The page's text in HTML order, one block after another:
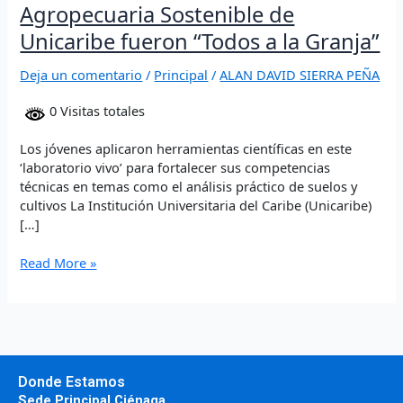
Agropecuaria Sostenible de
Unicaribe fueron “Todos a la Granja”
Deja un comentario / Principal /ALAN DAVID SIERRA PEÑA
0 Visitas totales
Los jóvenes aplicaron herramientas científicas en este
‘laboratorio vivo’ para fortalecer sus competencias
técnicas en temas como el análisis práctico de suelos y
cultivos La Institución Universitaria del Caribe (Unicaribe)
[…]
Read More »
Donde Estamos